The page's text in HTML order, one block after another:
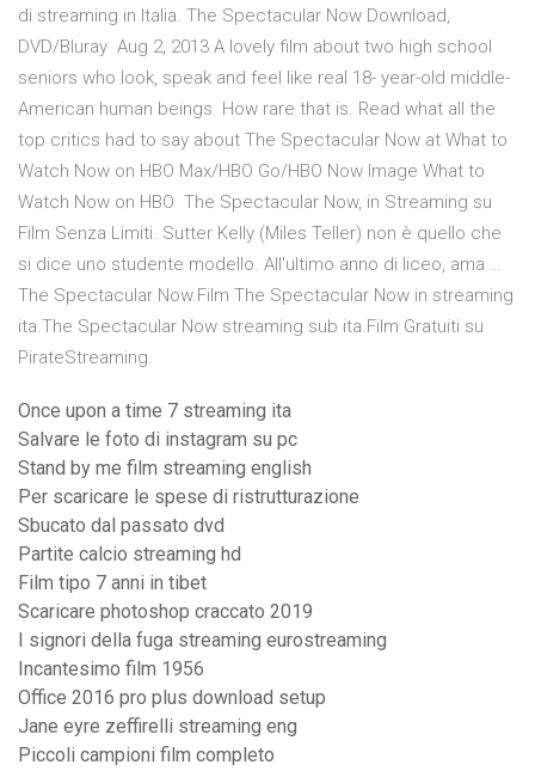
di streaming in Italia. The Spectacular Now Download,
DVD/Bluray Aug 2, 2013 A lovely film about two high school
seniors who look, speak and feel like real 18- year-old middle-
American human beings. How rare that is. Read what all the
top critics had to say about The Spectacular Now at What to
Watch Now on HBO Max/HBO Go/HBO Now Image What to
Watch Now on HBO The Spectacular Now, in Streaming su
Film Senza Limiti. Sutter Kelly (Miles Teller) non è quello che
si dice uno studente modello. All'ultimo anno di liceo, ama …
The Spectacular Now.Film The Spectacular Now in streaming
ita.The Spectacular Now streaming sub ita.Film Gratuiti su
PirateStreaming.
Once upon a time 7 streaming ita
Salvare le foto di instagram su pc
Stand by me film streaming english
Per scaricare le spese di ristrutturazione
Sbucato dal passato dvd
Partite calcio streaming hd
Film tipo 7 anni in tibet
Scaricare photoshop craccato 2019
I signori della fuga streaming eurostreaming
Incantesimo film 1956
Office 2016 pro plus download setup
Jane eyre zeffirelli streaming eng
Piccoli campioni film completo